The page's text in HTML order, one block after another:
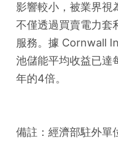
影響較小，被業界視
不僅透過買賣電力套
服務。據 Cornwall
池儲能平均收益已
年的4倍。
備註：經濟部駐外單